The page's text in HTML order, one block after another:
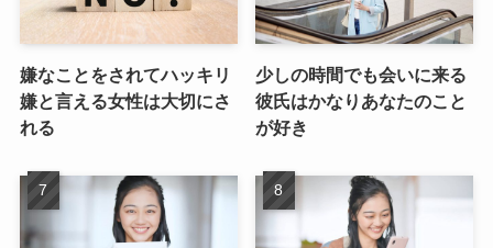
嫌なことをされてハッキリ
嫌と言える女性は大切にさ
れる
少しの時間でも会いに来る
彼氏はかなりあなたのこと
が好き